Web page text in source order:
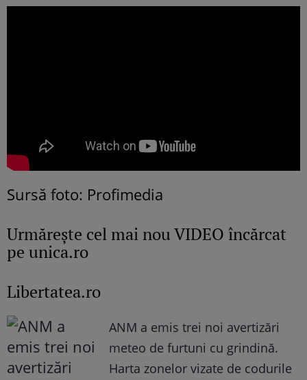
Sursă foto: Profimedia
Urmăreşte cel mai nou VIDEO încărcat
pe unica.ro
Libertatea.ro
ANM a emis trei noi avertizări
meteo de furtuni cu grindină.
Harta zonelor vizate de codurile